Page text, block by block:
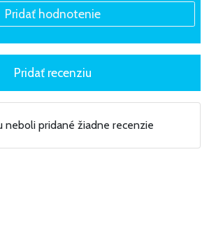
neboli pridané žiadne recenzie